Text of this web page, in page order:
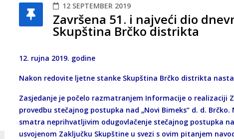
12 SEPTEMBER 2019
Završena 51. i najveći dio
Skupština Brčko distrikta
12. rujna 2019. godine
Nakon redovite ljetne stanke Skupština Brčko distrikta
Zasjedanje je počelo razmatranjem Informacije o realizaciji
provedbu stečajnog postupka nad „Novi Bimeks“ d. d.
smatra neprihvatljivim odugovlačenje stečajnog postupka
usvojenom Zaključku Skupštine u svezi s ovim pitanjem